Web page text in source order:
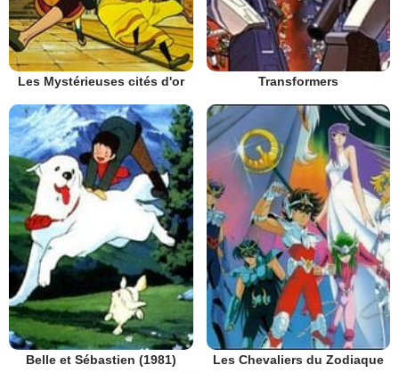
Les Mystérieuses cités d'or Transformers
Belle et Sébastien (1981) Les Chevaliers du Zodiaque